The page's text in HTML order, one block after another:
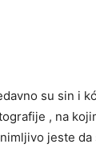
su sin i
, na
jeste